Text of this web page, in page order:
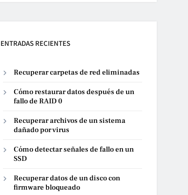
ENTRADAS RECIENTES
Recuperar carpetas de red eliminadas
Cómo restaurar datos después de un
fallo de RAID 0
Recuperar archivos de un sistema
dañado por virus
Cómo detectar señales de fallo en un
SSD
Recuperar datos de un disco con
firmware bloqueado